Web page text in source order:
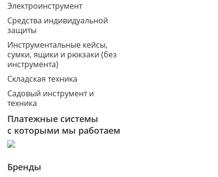
Электроинструмент
Средства индивидуальной
защиты
Инструментальные кейсы,
сумки, ящики и рюкзаки (без
инструмента)
Складская техника
Садовый инструмент и
техника
Платежные системы
с которыми мы работаем
Бренды